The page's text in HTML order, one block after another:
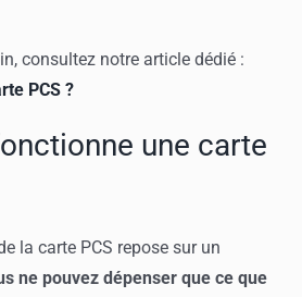
consultez notre article dédié :
PCS ?
une carte
la carte PCS repose sur un
ne pouvez dépenser que ce que